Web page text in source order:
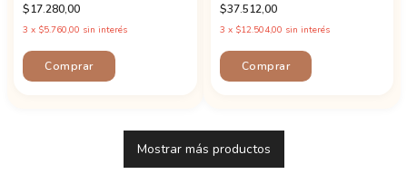
$17.280,00
3 x $5.760,00 sin interés
$37.512,00
3 x $12.504,00 sin interés
Mostrar más productos